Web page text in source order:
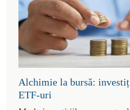
Alchimie la bursă:
ETF-uri